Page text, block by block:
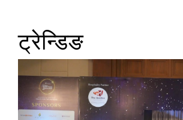
ट्रेन्डिङ